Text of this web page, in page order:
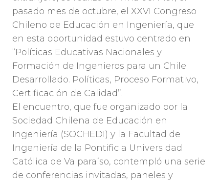
pasado mes de octubre, el XXVI Congreso
Chileno de Educación en Ingeniería, que
en esta oportunidad estuvo centrado en
“Políticas Educativas Nacionales y
Formación de Ingenieros para un Chile
Desarrollado. Políticas, Proceso Formativo,
Certificación de Calidad”.
El encuentro, que fue organizado por la
Sociedad Chilena de Educación en
Ingeniería (SOCHEDI) y la Facultad de
Ingeniería de la Pontificia Universidad
Católica de Valparaíso, contempló una serie
de conferencias invitadas, paneles y